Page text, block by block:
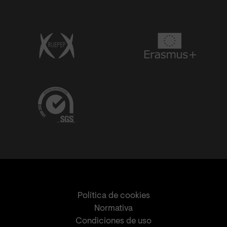
Política de cookies
Normativa
Condiciones de uso